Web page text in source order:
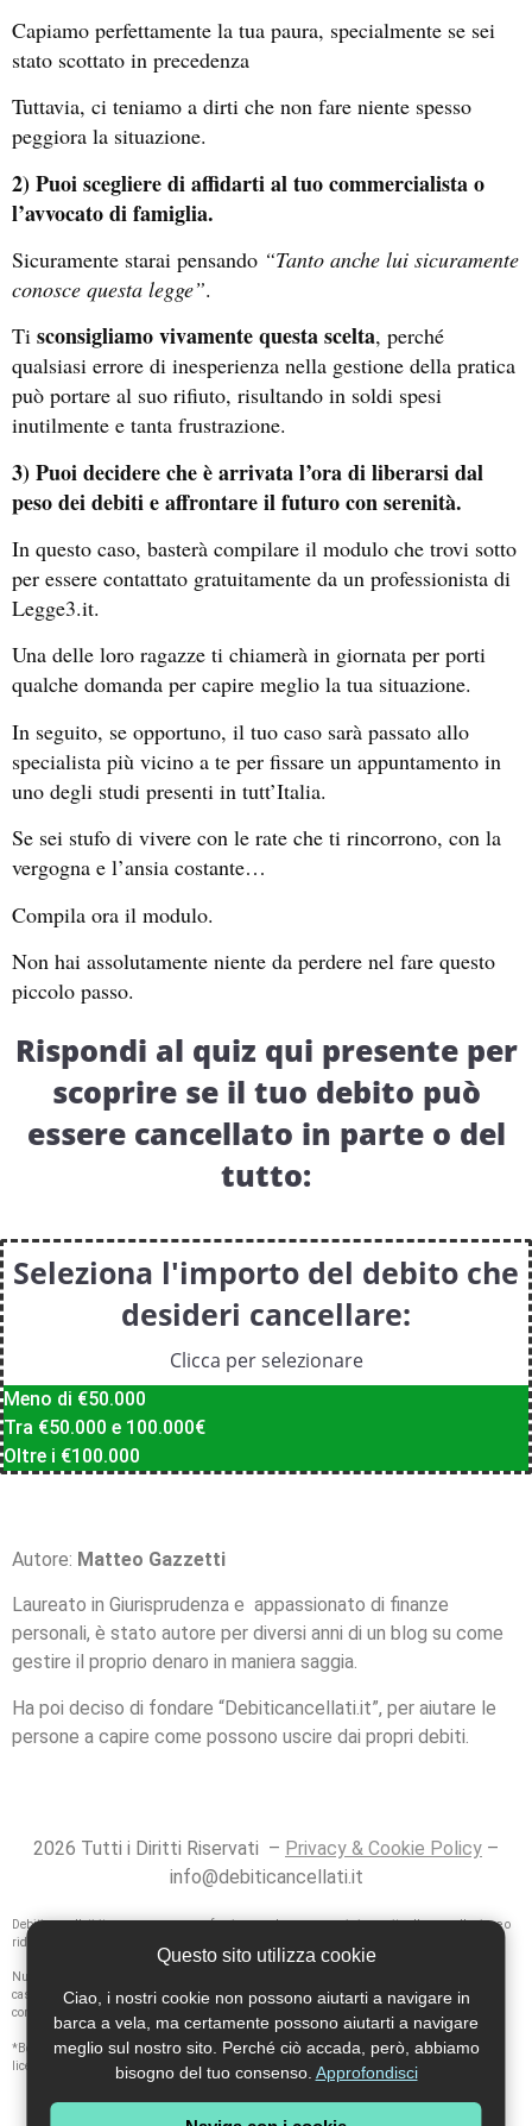
Questo sito utilizza cookie
Ciao, i nostri cookie non possono aiutarti a navigare in
barca a vela, ma certamente possono aiutarti a navigare
meglio sul nostro sito. Perché ciò accada, però, abbiamo
bisogno del tuo consenso. Approfondisci
Capiamo perfettamente la tua paura, specialmente se sei
stato scottato in precedenza
Tuttavia, ci teniamo a dirti che non fare niente spesso
peggiora la situazione.
2) Puoi scegliere di affidarti al tuo commercialista o
l’avvocato di famiglia.
Sicuramente starai pensando “Tanto anche lui sicuramente
conosce questa legge”.
Ti sconsigliamo vivamente questa scelta, perché
qualsiasi errore di inesperienza nella gestione della pratica
può portare al suo rifiuto, risultando in soldi spesi
inutilmente e tanta frustrazione.
3) Puoi decidere che è arrivata l’ora di liberarsi dal
peso dei debiti e affrontare il futuro con serenità.
In questo caso, basterà compilare il modulo che trovi sotto
per essere contattato gratuitamente da un professionista di
Legge3.it.
Una delle loro ragazze ti chiamerà in giornata per porti
qualche domanda per capire meglio la tua situazione.
In seguito, se opportuno, il tuo caso sarà passato allo
specialista più vicino a te per fissare un appuntamento in
uno degli studi presenti in tutt’Italia.
Se sei stufo di vivere con le rate che ti rincorrono, con la
vergogna e l’ansia costante…
Compila ora il modulo.
Non hai assolutamente niente da perdere nel fare questo
piccolo passo.
Rispondi al quiz qui presente per
scoprire se il tuo debito può
essere cancellato in parte o del
tutto:
Seleziona l'importo del debito che
desideri cancellare:
Clicca per selezionare
Meno di €50.000
Tra €50.000 e 100.000€
Oltre i €100.000
Autore: Matteo Gazzetti
Laureato in Giurisprudenza e appassionato di finanze
personali, è stato autore per diversi anni di un blog su come
gestire il proprio denaro in maniera saggia.
Ha poi deciso di fondare “Debiticancellati.it”, per aiutare le
persone a capire come possono uscire dai propri debiti.
2026 Tutti i Diritti Riservati – Privacy & Cookie Policy –
info@debiticancellati.it
Debiticancellati.it non possono e non forniscono alcuna garanzia in merito alla cancellazione o
riduzione del debito con le nostre idee, informazioni, strumenti o strategie.
Nulla in questa pagina è una promessa o garanzia di risultati con legge3.it. Tutti i
casi/testimonianze a cui si fa riferimento qui sono solo rappresentativi e non devono essere
considerati garanzie o promesse.
*Bollino rilasciato da E90 Srl in base ai risultati di verifiche indipendenti, dietro pagamento di
licenza d’uso, su prodotto/servizio valutato come sicuro per il cliente